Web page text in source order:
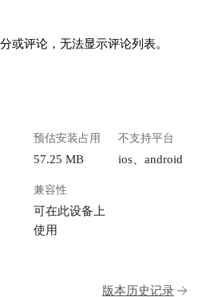
或评论，无法显示评论列表。
预估安装占用
57.25 MB
不支持平台
ios、android
兼容性
可在此设备上
使用
版本历史记录